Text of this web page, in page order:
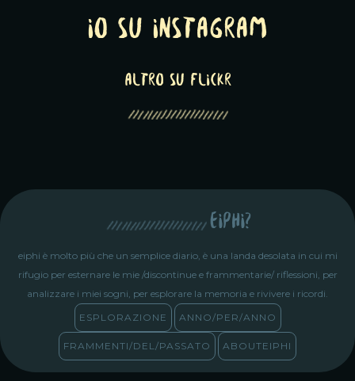
Io su Instagram
altro su Flickr
eiphi?
eiphi è molto più che un semplice diario, è una landa desolata in cui mi
rifugio per esternare le mie /discontinue e frammentarie/ riflessioni, per
analizzare i miei sogni, per esplorare la memoria e rivivere i ricordi.
ESPLORAZIONE
ANNO/PER/ANNO
FRAMMENTI/DEL/PASSATO ABOUTEIPHI